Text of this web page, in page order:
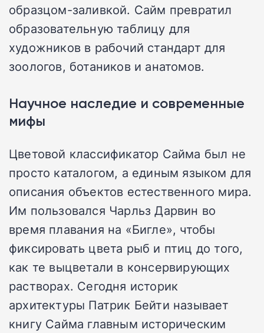
образцом-заливкой. Сайм превратил
образовательную таблицу для
художников в рабочий стандарт для
зоологов, ботаников и анатомов.
Научное наследие и современные
мифы
Цветовой классификатор Сайма был не
просто каталогом, а единым языком для
описания объектов естественного мира.
Им пользовался Чарльз Дарвин во
время плавания на «Бигле», чтобы
фиксировать цвета рыб и птиц до того,
как те выцветали в консервирующих
растворах. Сегодня историк
архитектуры Патрик Бейти называет
книгу Сайма главным историческим